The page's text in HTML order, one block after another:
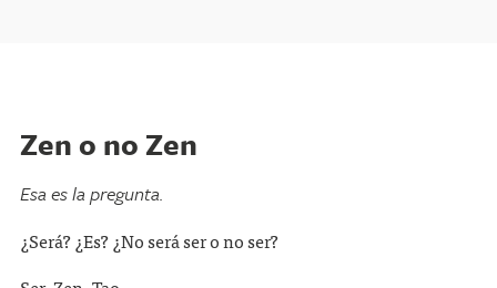
Zen o no Zen
Esa es la pregunta.
¿Será? ¿Es? ¿No será ser o no ser?